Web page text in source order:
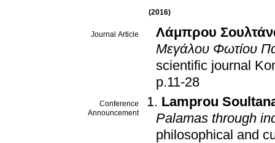
(2016)
Journal Article
Λάμπρου
Μεγάλου Φωτίου
scientific journal
p.11-28
Conference
Announcement
Lamprou
Palamas through
philosophical and